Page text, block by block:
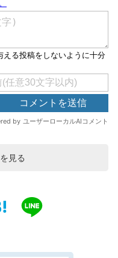
見る